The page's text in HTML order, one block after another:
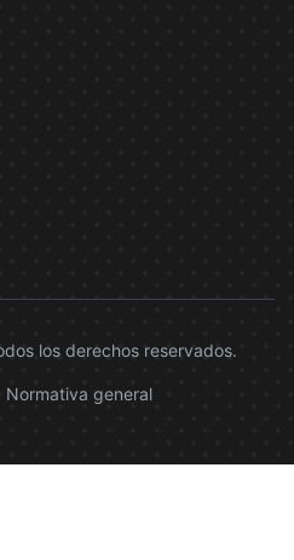
los derechos reservados.
Normativa general